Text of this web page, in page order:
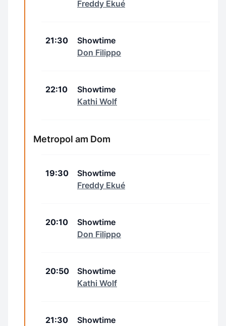
Freddy Ekué
21:30
Showtime
Don Filippo
22:10
Showtime
Kathi Wolf
Metropol am Dom
19:30
Showtime
Freddy Ekué
20:10
Showtime
Don Filippo
20:50
Showtime
Kathi Wolf
21:30
Showtime